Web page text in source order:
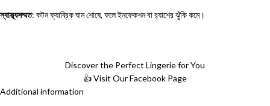
স্বাস্থ্যসম্মত: কটন ফ্যাব্রিক ঘাম শোষে, ফলে ইনফেকশন বা র‍্যাশের ঝুঁকি কমে।
Discover the Perfect Lingerie for You
👍 Visit Our Facebook Page
Additional information